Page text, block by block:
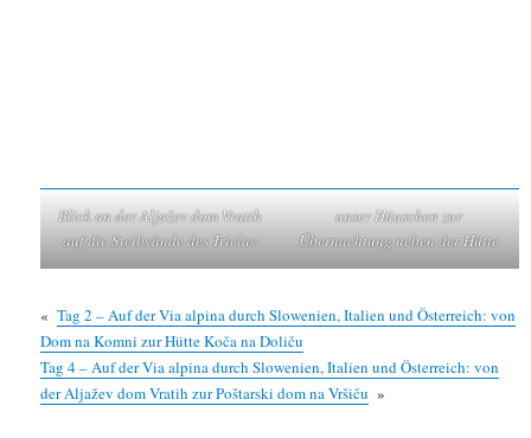
Blick an der Aljažev dom Vratih
auf die Steilwände des Triclav
unser Häuschen zur
Übernachtung neben der Hütte
« Tag 2 – Auf der Via alpina durch Slowenien, Italien und Österreich: von
Dom na Komni zur Hütte Koča na Doliču
Tag 4 – Auf der Via alpina durch Slowenien, Italien und Österreich: von
der Aljažev dom Vratih zur Poštarski dom na Vršiču »